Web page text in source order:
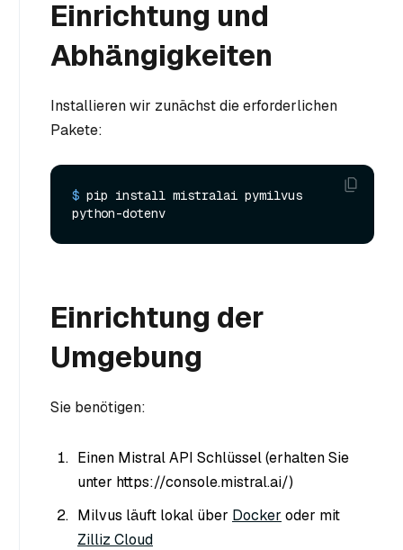
Einrichtung und
Abhängigkeiten
Installieren wir zunächst die erforderlichen
Pakete:
$ pip install mistralai pymilvus
python-dotenv
Einrichtung der
Umgebung
Sie benötigen:
Einen Mistral API Schlüssel (erhalten Sie
unter https://console.mistral.ai/)
Milvus läuft lokal über Docker oder mit
Zilliz Cloud